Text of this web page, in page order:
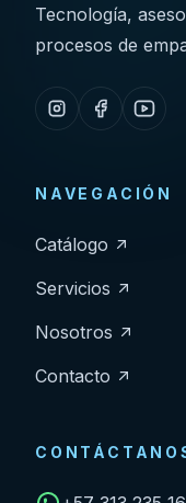
Tecnología,
procesos de
NAVEGACIÓN
Catálogo
Servicios
Nosotros
Contacto